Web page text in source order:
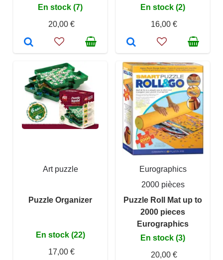
En stock (7)
20,00 €
En stock (2)
16,00 €
Art puzzle
Puzzle Organizer
En stock (22)
17,00 €
Eurographics
2000 pièces
Puzzle Roll Mat up to
2000 pieces
Eurographics
En stock (3)
20,00 €